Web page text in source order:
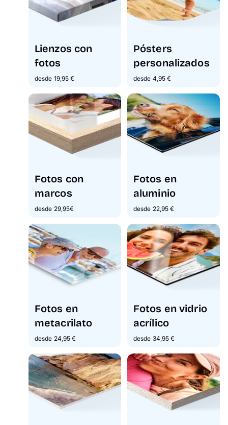
Lienzos con
fotos
desde 19,95 €
Pósters
personalizados
desde 4,95 €
Fotos con
marcos
desde 29,95€
Fotos en
aluminio
desde 22,95 €
Fotos en
metacrilato
desde 24,95 €
Fotos en vidrio
acrílico
desde 34,95 €